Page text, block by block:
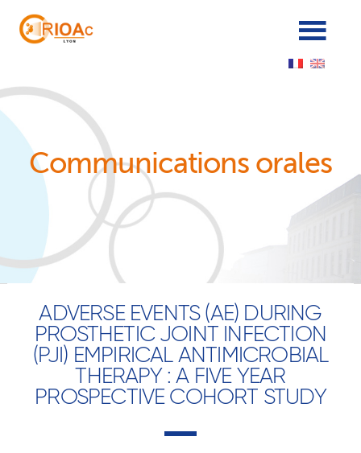
Communications orales
ADVERSE EVENTS (AE) DURING
PROSTHETIC JOINT INFECTION
(PJI) EMPIRICAL ANTIMICROBIAL
THERAPY : A FIVE YEAR
PROSPECTIVE COHORT STUDY
Panneau de gestion des cookies